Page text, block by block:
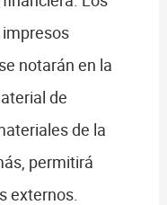
notarán en la
de
de la
permitirá
externos.